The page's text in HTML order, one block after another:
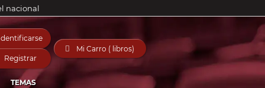
nacional
Registrar
 Mi Carro ( libros)
TEMAS